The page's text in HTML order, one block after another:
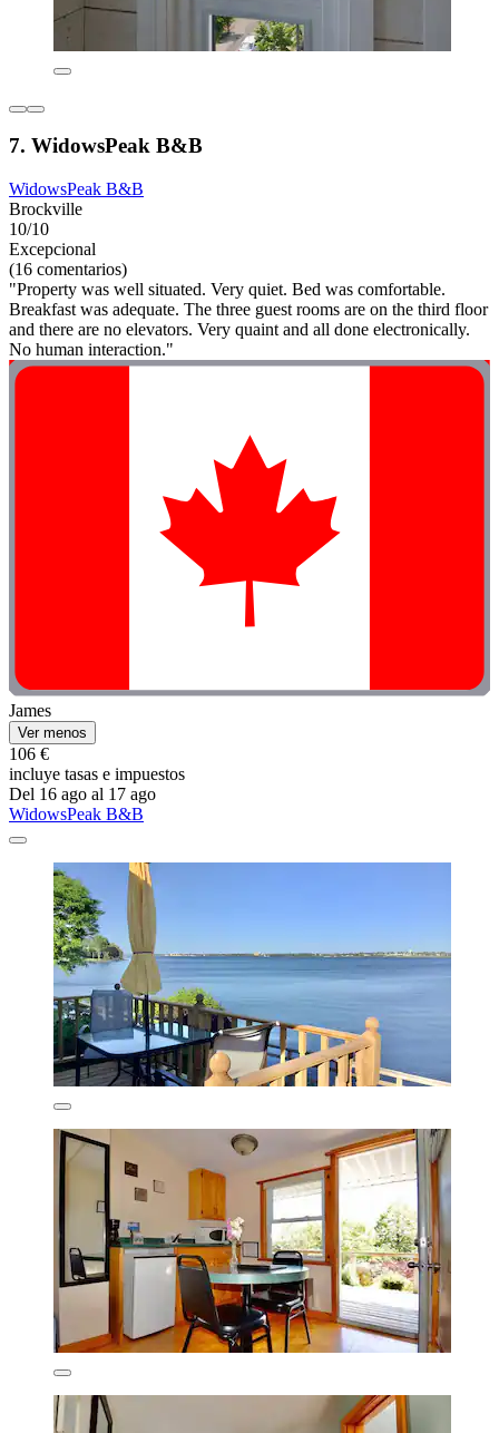
7. WidowsPeak B&B
WidowsPeak B&B
Brockville
10/10
Excepcional
(16 comentarios)
"Property was well situated. Very quiet. Bed was comfortable.
Breakfast was adequate. The three guest rooms are on the third floor
and there are no elevators. Very quaint and all done electronically.
No human interaction."
James
Ver menos
106 €
incluye tasas e impuestos
Del 16 ago al 17 ago
WidowsPeak B&B